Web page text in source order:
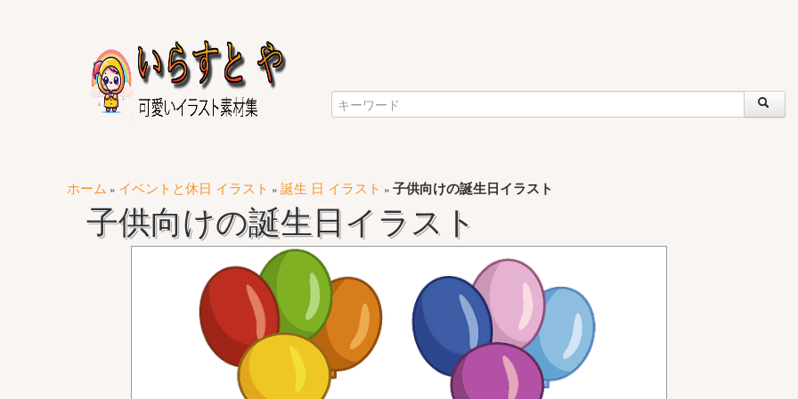
ホーム » イベントと休日 イラスト » 誕生 日 イラスト » 子供向けの誕生日イラスト
子供向けの誕生日イラスト